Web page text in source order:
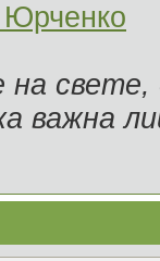
на свете,
важна